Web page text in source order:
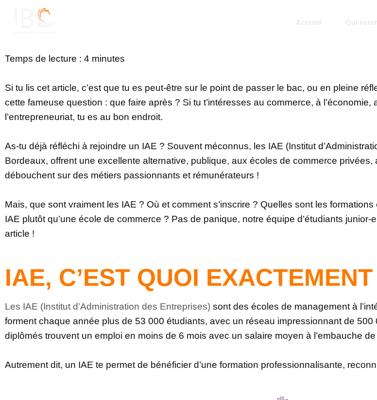
content
Accueil Qui
Temps de lecture : 4 minutes
Si tu lis cet article, c’est que tu es peut-être sur le point de passer le bac, ou en pleine
cette fameuse question : que faire après ? Si tu t’intéresses au commerce, à
l’entrepreneuriat, tu es au bon endroit.
As-tu déjà réfléchi à rejoindre un IAE ? Souvent méconnus, les IAE (Institut
Bordeaux, offrent une excellente alternative, publique, aux écoles de commerce
débouchent sur des métiers passionnants et rémunérateurs !
Mais, que sont vraiment les IAE ? Où et comment s’inscrire ? Quelles sont les
IAE plutôt qu’une école de commerce ? Pas de panique, notre équipe d’étudiants junior-
article !
IAE, C’EST QUOI
Les IAE (Institut d’Administration des Entreprises) sont des écoles de management à
forment chaque année plus de 53 000 étudiants, avec un réseau impressionnant de
diplômés trouvent un emploi en moins de 6 mois avec un salaire moyen à l’embauche
Autrement dit, un IAE te permet de bénéficier d’une formation professionnalisante,